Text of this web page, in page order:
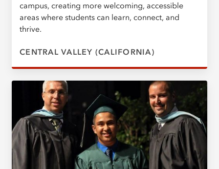
campus, creating more welcoming, accessible
areas where students can learn, connect, and
thrive.
CENTRAL VALLEY (CALIFORNIA)